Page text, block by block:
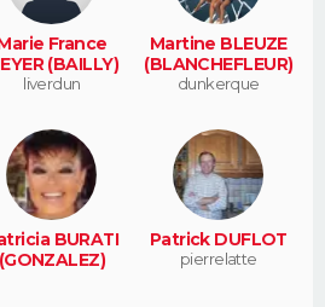
France
(BAILLY)
liverdun
Martine BLEUZE
(BLANCHEFLEUR)
dunkerque
BURATI
(GONZALEZ)
Patrick DUFLOT
pierrelatte